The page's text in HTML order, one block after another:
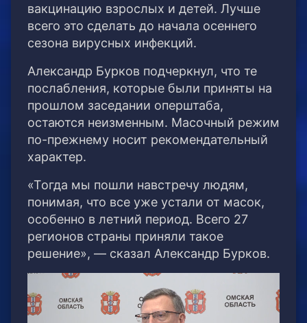
вакцинацию взрослых и детей. Лучше
всего это сделать до начала осеннего
сезона вирусных инфекций.
Александр Бурков подчеркнул, что те
послабления, которые были приняты на
прошлом заседании оперштаба,
остаются неизменным. Масочный режим
по-прежнему носит рекомендательный
характер.
«Тогда мы пошли навстречу людям,
понимая, что все уже устали от масок,
особенно в летний период. Всего 27
регионов страны приняли такое
решение», — сказал Александр Бурков.